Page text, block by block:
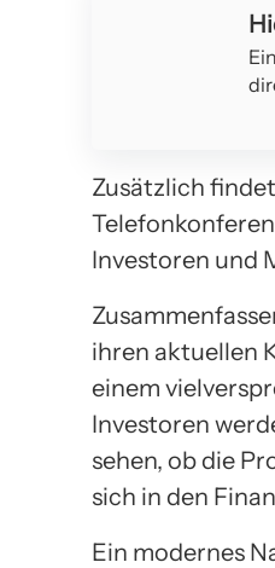
Zusätzlich
Investoren und
ihren aktuellen
einem
Investoren
sehen, ob die
sich in den
Ein modernes